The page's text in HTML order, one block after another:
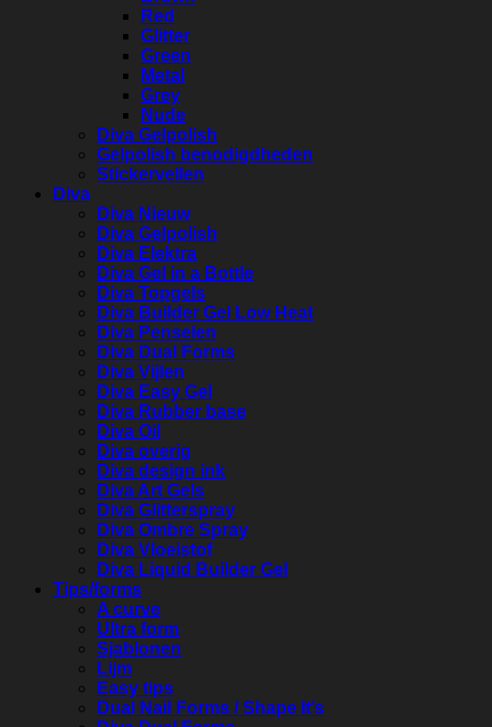
Red
Glitter
Green
Metal
Grey
Nude
Diva Gelpolish
Gelpolish benodigdheden
Stickervellen
Diva
Diva Nieuw
Diva Gelpolish
Diva Elektra
Diva Gel in a Bottle
Diva Topgels
Diva Builder Gel Low Heat
Diva Penselen
Diva Dual Forms
Diva Vijlen
Diva Easy Gel
Diva Rubber base
Diva Oil
Diva overig
Diva design ink
Diva Art Gels
Diva Glitterspray
Diva Ombre Spray
Diva Vloeistof
Diva Liquid Builder Gel
Tips/forms
A curve
Ultra form
Sjablonen
Lijm
Easy tips
Dual Nail Forms / Shape It’s